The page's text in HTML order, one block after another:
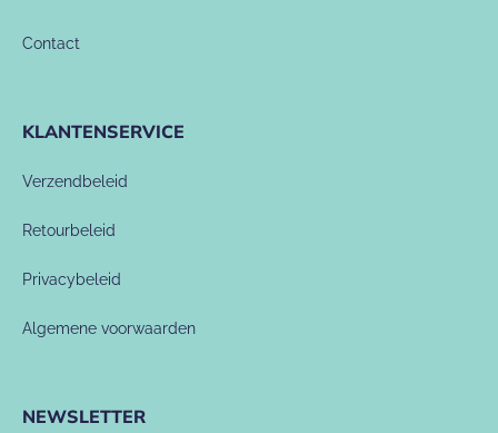
Contact
KLANTENSERVICE
Verzendbeleid
Retourbeleid
Privacybeleid
Algemene voorwaarden
NEWSLETTER